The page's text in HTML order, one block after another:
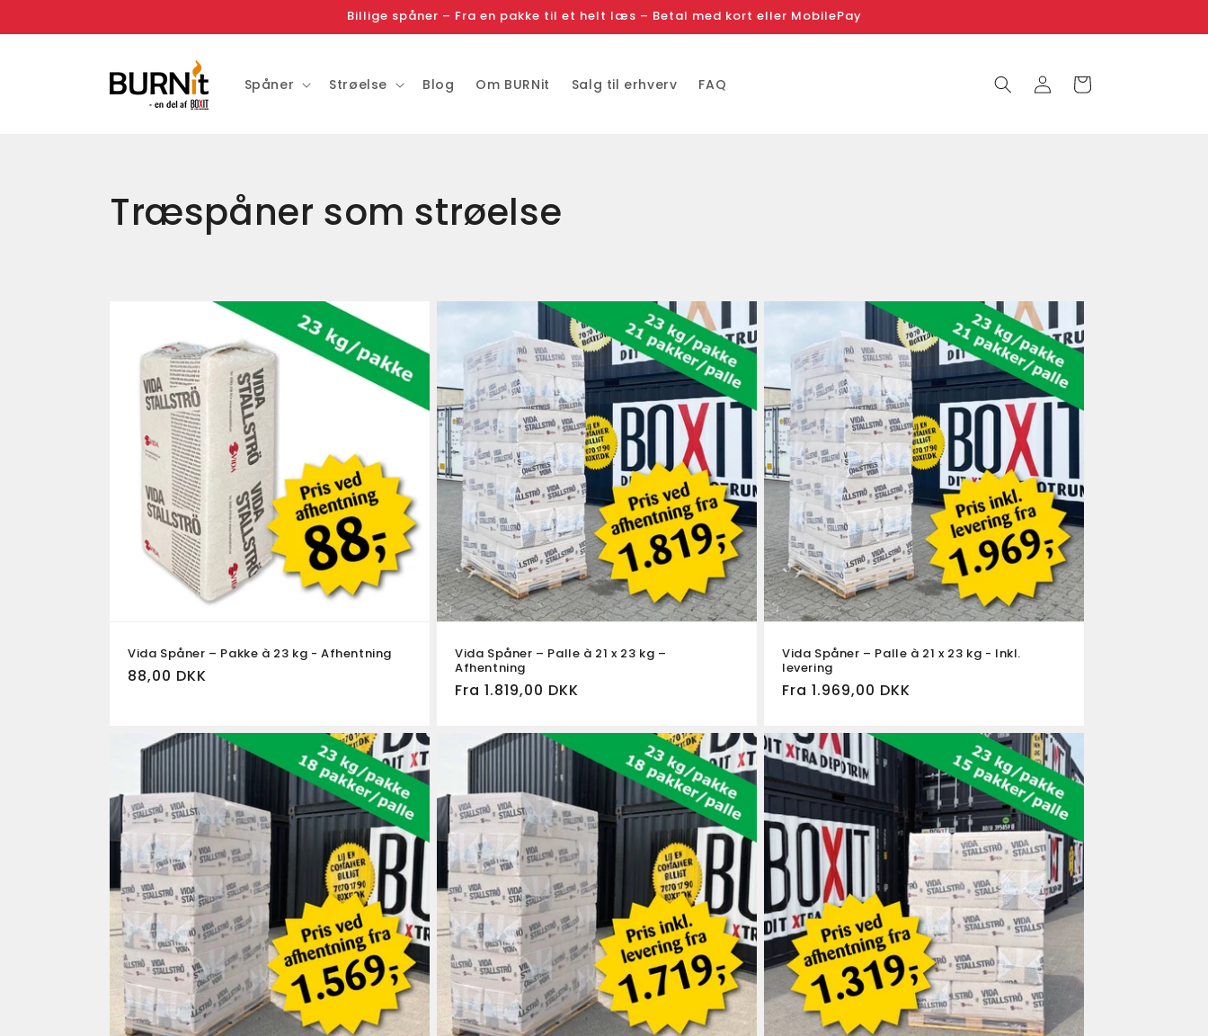
Billige spåner – Fra en pakke til et helt læs – Betal med kort eller MobilePay
Spåner Strøelse Blog Om BURNit Salg til erhverv FAQ
Log
ind
Indkøbskurv
K
Træspåner som strøelse
Vida Spåner – Pakke à 23 kg - Afhentning
Normalpris
88,00 DKK
Vida Spåner – Palle à 21 x 23 kg –
Afhentning
Normalpris
Fra 1.819,00 DKK
Vida Spåner – Palle à 21 x 23 kg - Inkl.
levering
Fra 1.969,00 DKK